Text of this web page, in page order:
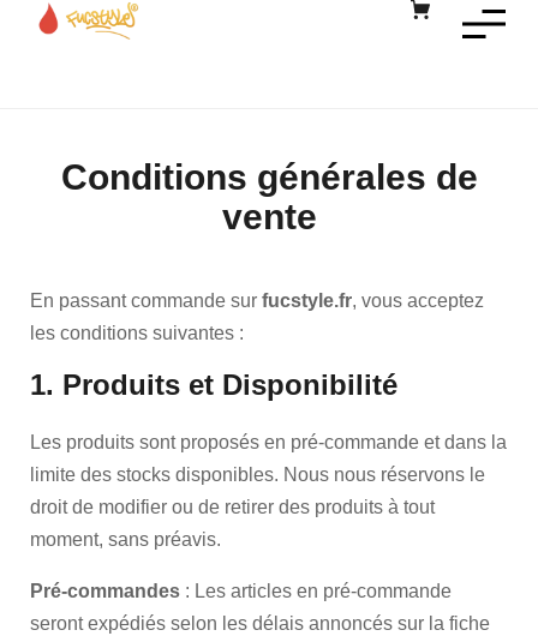
Conditions générales de
vente
En passant commande sur fucstyle.fr, vous acceptez
les conditions suivantes :
1. Produits et Disponibilité
Les produits sont proposés en pré-commande et dans la
limite des stocks disponibles. Nous nous réservons le
droit de modifier ou de retirer des produits à tout
moment, sans préavis.
Pré-commandes : Les articles en pré-commande
seront expédiés selon les délais annoncés sur la fiche